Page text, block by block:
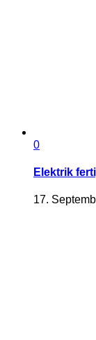
0
Elektrik
17.